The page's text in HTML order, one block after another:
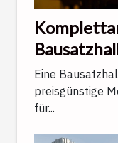
und
Eine
preisgünstige
für...